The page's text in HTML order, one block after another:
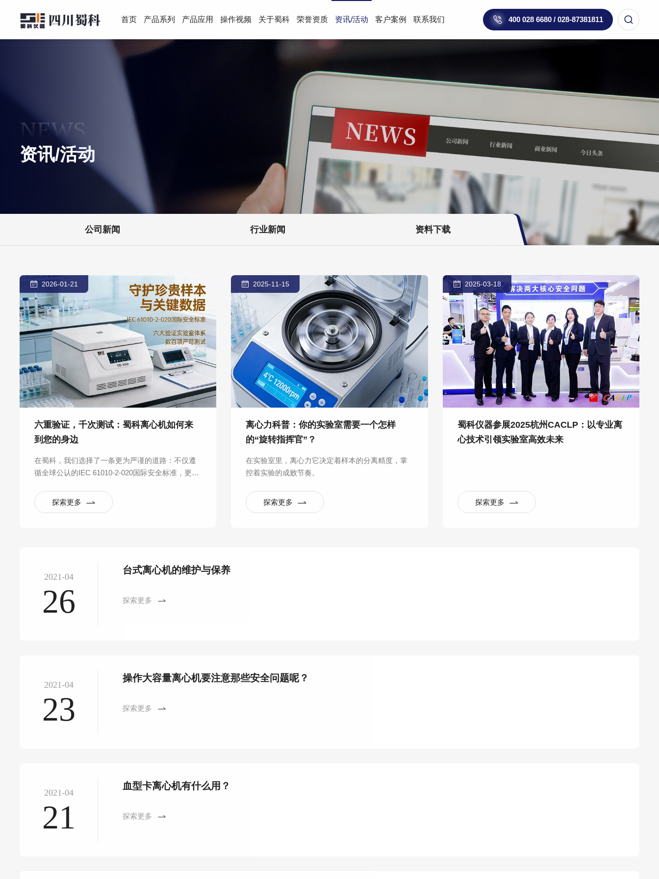
400 028 6680 / 028-87381811
首页 产品系列 产品应用 操作视频 关于蜀科 荣誉资质 资讯/活动 客户案例 联系我们
NEWS
资讯/活动
公司新闻 行业新闻 资料下载
2026-01-21
六重验证，千次测试：蜀科离心机如何来
到您的身边
在蜀科，我们选择了一条更为严谨的道路：不仅遵
循全球公认的IEC 61010-2-020国际安全标准，更反
系，将“安全可靠”从一句口号，拆解为数百项可量
化、可重复的严苛测试。
探索更多
2025-11-15
离心力科普：你的实验室需要一个怎样
的“旋转指挥官”？
在实验室里，离心力它决定着样本的分离精度，掌
控着实验的成败节奏。
探索更多
2025-03-18
蜀科仪器参展2025杭州CACLP：以专业离
心技术引领实验室高效未来
探索更多
2021-04
26
台式离心机的维护与保养
探索更多
2021-04
23
操作大容量离心机要注意那些安全问题呢？
探索更多
2021-04
21
血型卡离心机有什么用？
探索更多